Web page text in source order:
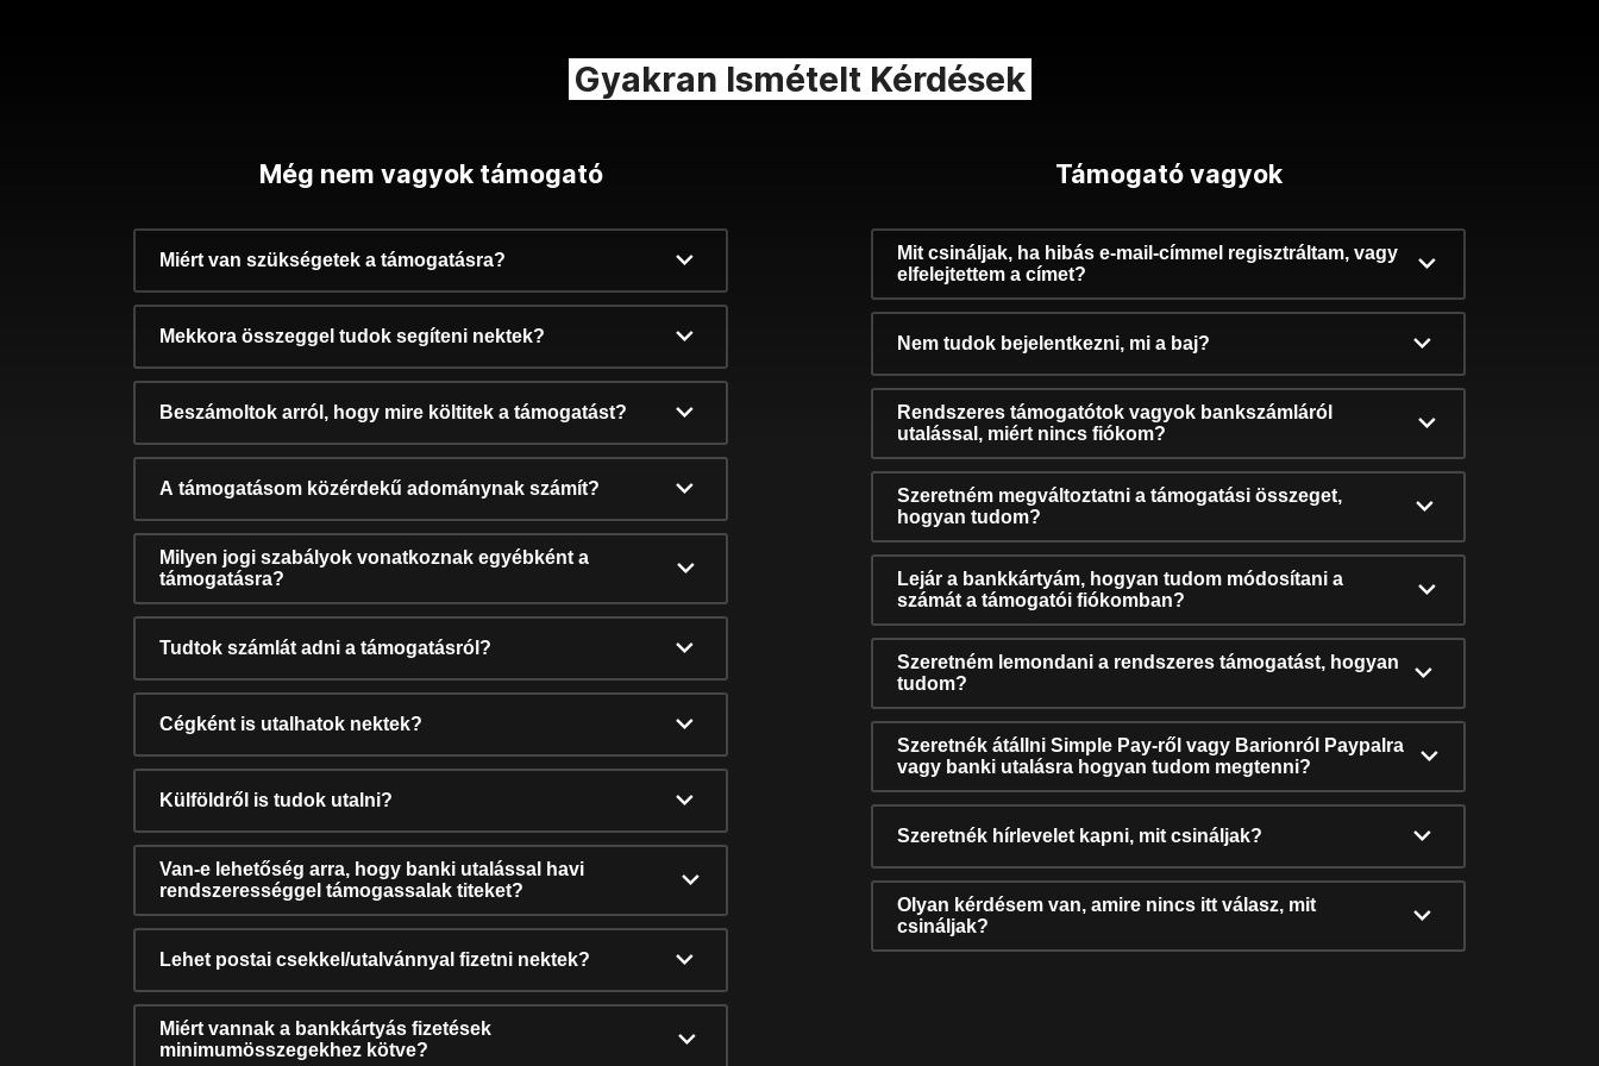
Gyakran Ismételt Kérdések
Még nem vagyok támogató
Miért van szükségetek a támogatásra?
Mekkora összeggel tudok segíteni nektek?
Beszámoltok arról, hogy mire költitek a támogatást?
A támogatásom közérdekű adománynak számít?
Milyen jogi szabályok vonatkoznak egyébként a
támogatásra?
Tudtok számlát adni a támogatásról?
Cégként is utalhatok nektek?
Külföldről is tudok utalni?
Van-e lehetőség arra, hogy banki utalással havi
rendszerességgel támogassalak titeket?
Lehet postai csekkel/utalvánnyal fizetni nektek?
Miért vannak a bankkártyás fizetések
minimumösszegekhez kötve?
Támogató vagyok
Mit csináljak, ha hibás e-mail-címmel regisztráltam, vagy
elfelejtettem a címet?
Nem tudok bejelentkezni, mi a baj?
Rendszeres támogatótok vagyok bankszámláról
utalással, miért nincs fiókom?
Szeretném megváltoztatni a támogatási összeget,
hogyan tudom?
Lejár a bankkártyám, hogyan tudom módosítani a
számát a támogatói fiókomban?
Szeretném lemondani a rendszeres támogatást, hogyan
tudom?
Szeretnék átállni Simple Pay-ről vagy Barionról Paypalra
vagy banki utalásra hogyan tudom megtenni?
Szeretnék hírlevelet kapni, mit csináljak?
Olyan kérdésem van, amire nincs itt válasz, mit
csináljak?